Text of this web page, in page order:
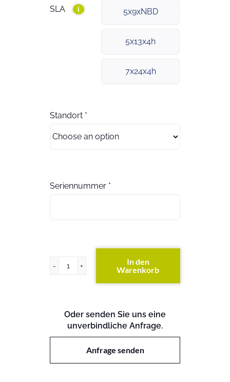
SLA i 5x9xNBD
5x13x4h
7x24x4h
Standort *
Seriennummer *
PowerVault
Menge
In den
Warenkorb
Oder senden Sie uns eine
unverbindliche Anfrage.
Anfrage senden